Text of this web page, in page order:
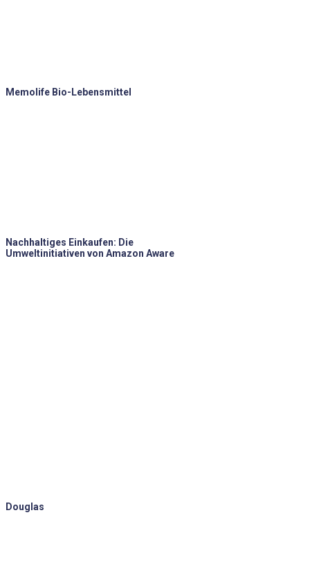
Memolife Bio-Lebensmittel
Nachhaltiges Einkaufen: Die
Umweltinitiativen von Amazon Aware
Douglas